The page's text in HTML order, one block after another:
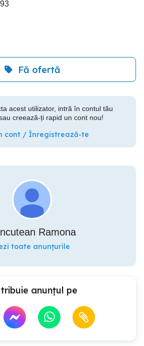
Fă ofertă
acest utilizator, intră în contul tău
creează-ți rapid un cont nou!
cont / Înregistrează-te
Ramona
toate anunțurile
anunțul pe